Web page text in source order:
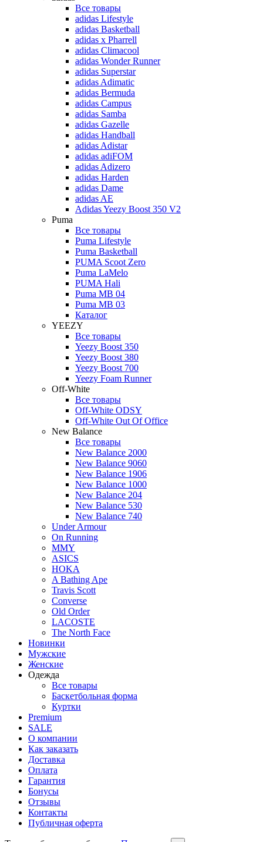
Все товары
adidas Lifestyle
adidas Basketball
adidas x Pharrell
adidas Climacool
adidas Wonder Runner
adidas Superstar
adidas Adimatic
adidas Bermuda
adidas Campus
adidas Samba
adidas Gazelle
adidas Handball
adidas Adistar
adidas adiFOM
adidas Adizero
adidas Harden
adidas Dame
adidas AE
Adidas Yeezy Boost 350 V2
Puma
Все товары
Puma Lifestyle
Puma Basketball
PUMA Scoot Zero
Puma LaMelo
PUMA Hali
Puma MB 04
Puma MB 03
Каталог
YEEZY
Все товары
Yeezy Boost 350
Yeezy Boost 380
Yeezy Boost 700
Yeezy Foam Runner
Off-White
Все товары
Off-White ODSY
Off-White Out Of Office
New Balance
Все товары
New Balance 2000
New Balance 9060
New Balance 1906
New Balance 1000
New Balance 204
New Balance 530
New Balance 740
Under Armour
On Running
MMY
ASICS
HOKA
A Bathing Ape
Travis Scott
Converse
Old Order
LACOSTE
The North Face
Новинки
Мужские
Женские
Одежда
Все товары
Баскетбольная форма
Куртки
Premium
SALE
О компании
Как заказать
Доставка
Оплата
Гарантия
Бонусы
Отзывы
Контакты
Публичная оферта